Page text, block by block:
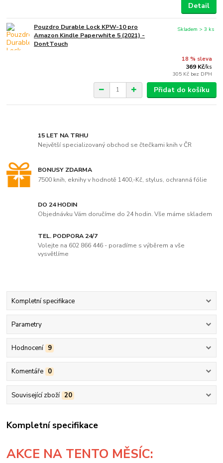
Detail
Pouzdro Durable Lock KPW-10 pro
Amazon Kindle Paperwhite 5 (2021) -
DontTouch
18 % sleva
369 Kč/ks
305 Kč bez DPH
Skladem > 3 ks
Přidat do košíku
15 LET NA TRHU
Největší specializovaný obchod se čtečkami knih v ČR
BONUSY ZDARMA
7500 knih, eknihy v hodnotě 1400,-Kč, stylus, ochranná fólie
DO 24 HODIN
Objednávku Vám doručíme do 24 hodin. Vše máme skladem
TEL. PODPORA 24/7
Volejte na 602 866 446 - poradíme s výběrem a vše
vysvětlíme
Kompletní specifikace
Parametry
Hodnocení 9
Komentáře 0
Související zboží 20
Kompletní specifikace
AKCE NA TENTO MĚSÍC: